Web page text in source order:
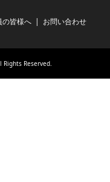
の皆様へ お問い合わせ
Rights Reserved.